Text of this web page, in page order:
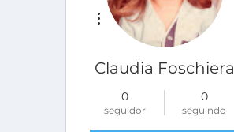
Claudia Foschiera
0
seguidor
0
seguindo
Mais ações